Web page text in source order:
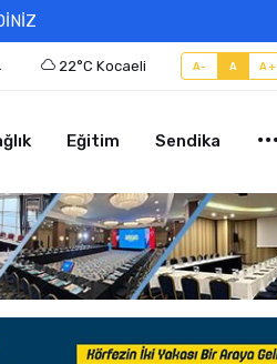
22°C Kocaeli A- A A+
Eğitim Sendika